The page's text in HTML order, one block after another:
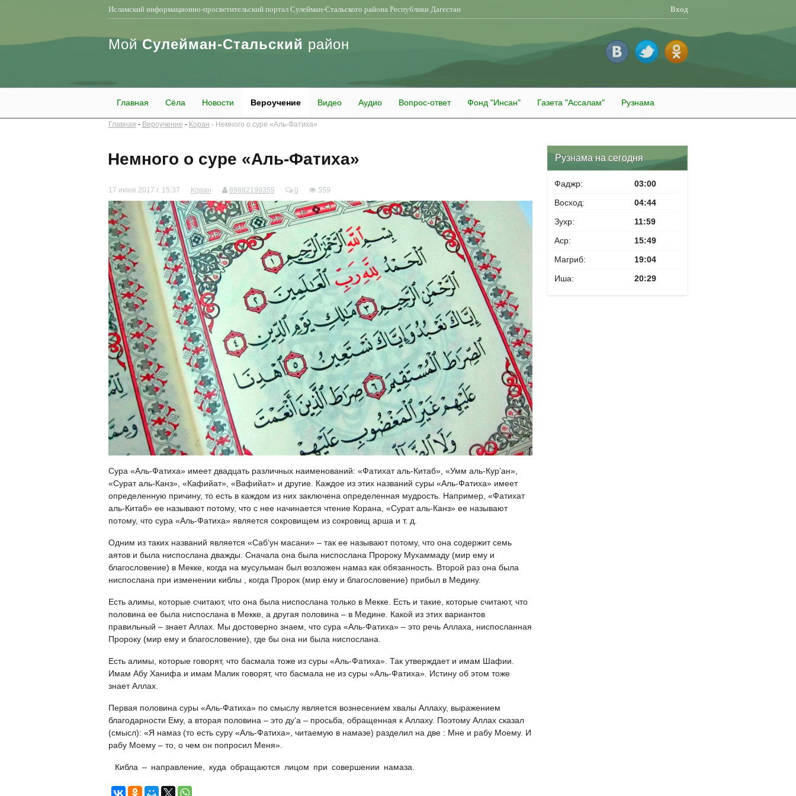
Исламский информационно-просветительский портал Сулейман-Стальского района Республики Дагестан Вход
МойСулейман-Стальский район
Главная Сёла Новости Вероучение Видео Аудио Вопрос-ответ Фонд "Инсан" Газета "Ассалам" Рузнама
Главная Вероучение Коран Немного о суре «Аль-Фатиха»
Немного о суре «Аль-Фатиха»
17 июня 2017 г. 15:37 Коран 89882199359 0 559
Сура «Аль-Фатиха» имеет двадцать различных наименований: «Фатихат аль-Китаб», «Умм аль-Кур’ан»,
«Сурат аль-Канз», «Кафийат», «Вафийат» и другие. Каждое из этих названий суры «Аль-Фатиха» имеет
определенную причину, то есть в каждом из них заключена определенная мудрость. Например, «Фатихат
аль-Китаб» ее называют потому, что с нее начинается чтение Корана, «Сурат аль-Канз» ее называют
потому, что сура «Аль-Фатиха» является сокровищем из сокровищ арша и т. д.
Одним из таких названий является «Саб‘ун масани» – так ее называют потому, что она содержит семь
аятов и была ниспослана дважды. Сначала она была ниспослана Пророку Мухаммаду (мир ему и
благословение) в Мекке, когда на мусульман был возложен намаз как обязанность. Второй раз она была
ниспослана при изменении киблы , когда Пророк (мир ему и благословение) прибыл в Медину.
Есть алимы, которые считают, что она была ниспослана только в Мекке. Есть и такие, которые считают, что
половина ее была ниспослана в Мекке, а другая половина – в Медине. Какой из этих вариантов
правильный – знает Аллах. Мы достоверно знаем, что сура «Аль-Фатиха» – это речь Аллаха, ниспосланная
Пророку (мир ему и благословение), где бы она ни была ниспослана.
Есть алимы, которые говорят, что басмала тоже из суры «Аль-Фатиха». Так утверждает и имам Шафии.
Имам Абу Ханифа и имам Малик говорят, что басмала не из суры «Аль-Фатиха». Истину об этом тоже
знает Аллах.
Первая половина суры «Аль-Фатиха» по смыслу является вознесением хвалы Аллаху, выражением
благодарности Ему, а вторая половина – это ду‘а – просьба, обращенная к Аллаху. Поэтому Аллах сказал
(смысл): «Я намаз (то есть суру «Аль-Фатиха», читаемую в намазе) разделил на две : Мне и рабу Моему. И
рабу Моему – то, о чем он попросил Меня».
Кибла – направление, куда обращаются лицом при совершении намаза.
Рузнама на сегодня
Фаджр:
03:00
Восход:
04:44
Зухр:
11:59
Аср:
15:49
Магриб:
19:04
Иша:
20:29